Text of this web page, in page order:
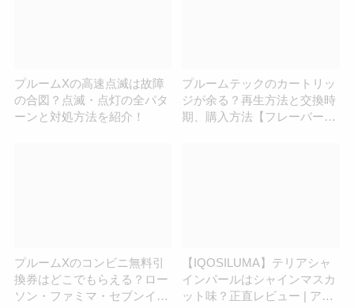
プルームXの高速点滅は故障
の合図？点滅・点灯の全パタ
ーンと対処方法を紹介！
プルームテックのカートリッ
ジが余る？再生方法と交換時
期、購入方法【フレーバー味
プルームXのコンビニ無料引
換券はどこでもらえる？ロー
ソン・ファミマ・セブンイレ
【IQOSILUMA】テリアシャ
インパールはシャインマスカ
ット味？正直レビュー | アイ